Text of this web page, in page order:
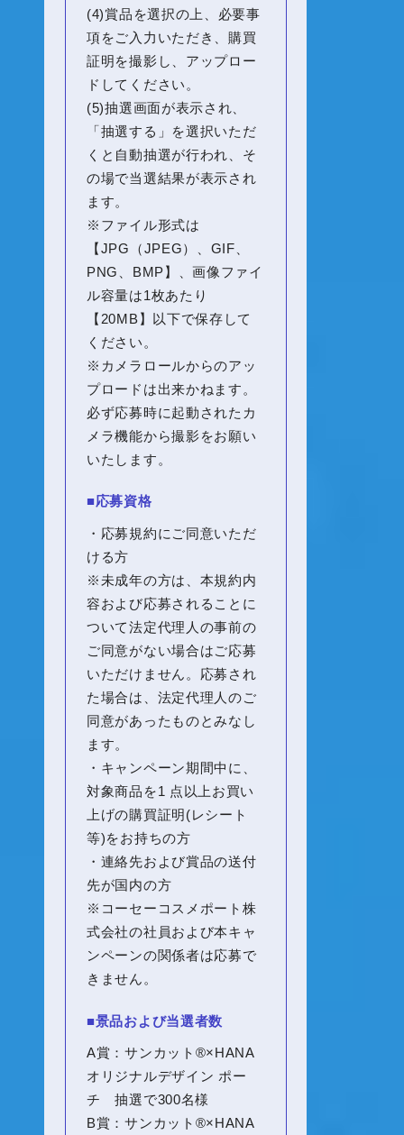
(4)賞品を選択の上、必要事
項をご入力いただき、購買
証明を撮影し、アップロー
ドしてください。
(5)抽選画面が表示され、
「抽選する」を選択いただ
くと自動抽選が行われ、そ
の場で当選結果が表示され
ます。
※ファイル形式は
【JPG（JPEG）、GIF、
PNG、BMP】、画像ファイ
ル容量は1枚あたり
【20MB】以下で保存して
ください。
※カメラロールからのアッ
プロードは出来かねます。
必ず応募時に起動されたカ
メラ機能から撮影をお願い
いたします。
■応募資格
・応募規約にご同意いただ
ける方
※未成年の方は、本規約内
容および応募されることに
ついて法定代理人の事前の
ご同意がない場合はご応募
いただけません。応募され
た場合は、法定代理人のご
同意があったものとみなし
ます。
・キャンペーン期間中に、
対象商品を1 点以上お買い
上げの購買証明(レシート
等)をお持ちの方
・連絡先および賞品の送付
先が国内の方
※コーセーコスメポート株
式会社の社員および本キャ
ンペーンの関係者は応募で
きません。
■景品および当選者数
A賞：サンカット®× HANA
オリジナルデザイン ポー
チ 抽選で300名様
B賞：サンカット®× HANA